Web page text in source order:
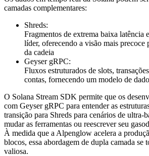
camadas complementares:
Shreds:
Fragmentos de extrema baixa latência
líder, oferecendo a visão mais precoce
da cadeia
Geyser gRPC:
Fluxos estruturados de slots,
contas, fornecendo um modelo de
O Solana Stream SDK permite que os
com Geyser gRPC para entender as
transição para Shreds para cenários de ultra-
mudar as ferramentas ou reescrever seu
À medida que a Alpenglow acelera a
blocos, essa abordagem de dupla camada se
valiosa.